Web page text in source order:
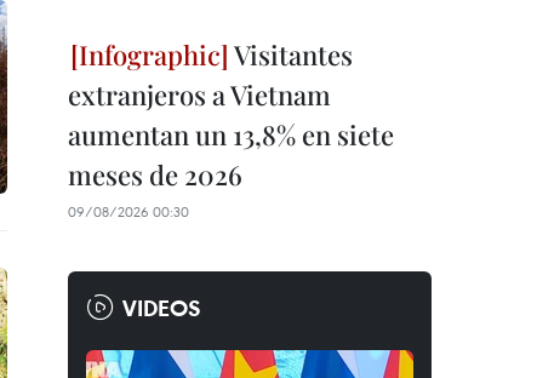
Visitantes
extranjeros a Vietnam
aumentan un 13,8% en siete
meses de 2026
09/08/2026 00:30
VIDEOS